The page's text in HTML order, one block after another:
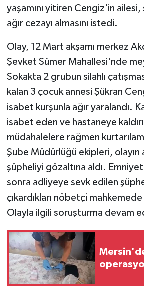
yaşamını yitiren Cengiz'in
ağır cezayı almasını istedi.
Olay, 12 Mart akşamı merkez
Şevket Sümer Mahallesi'nde
Sokakta 2 grubun silahlı
kalan 3 çocuk annesi Şükran
isabet kurşunla ağır yaralandı.
isabet eden ve hastaneye
müdahalelere rağmen
Şube Müdürlüğü ekipleri, olayın
şüpheliyi gözaltına aldı.
sonra adliyeye sevk edilen
çıkardıkları nöbetçi
Olayla ilgili soruşturma devam